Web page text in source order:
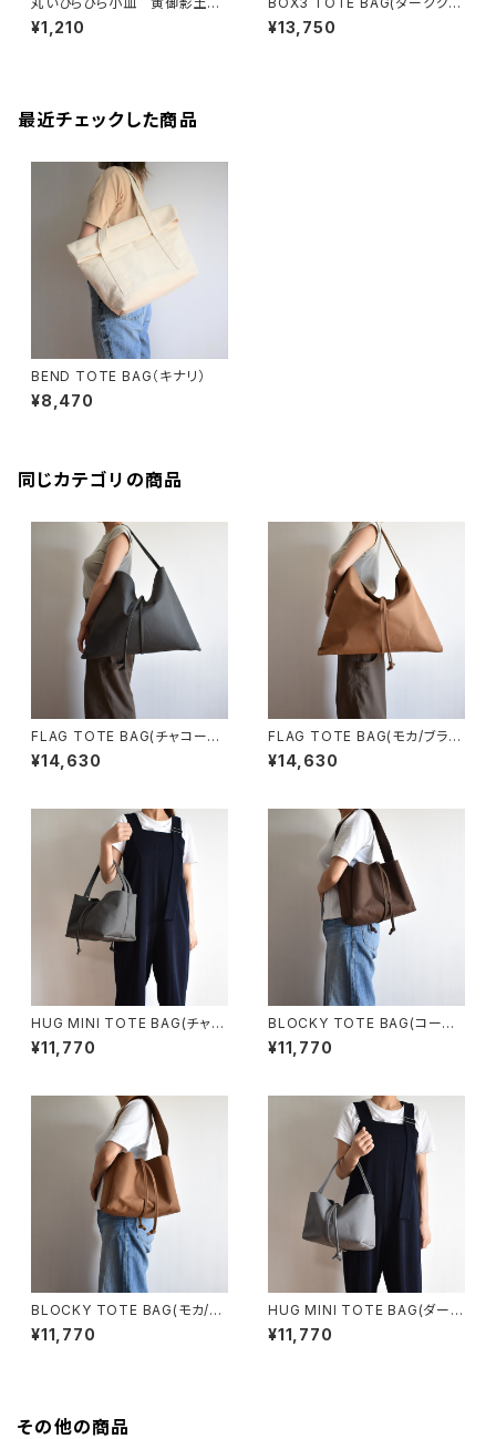
錆釉
¥1,210
ー)
¥13,750
最近チェックした商品
BEND TOTE BAG（キナリ）
¥8,470
同じカテゴリの商品
FLAG TOTE BAG(チャコール/
グレー)
¥14,630
FLAG TOTE BAG(モカ/ブラウ
ン)
¥14,630
HUG MINI TOTE BAG(チャコ
ール/グレー)
¥11,770
BLOCKY TOTE BAG(コーヒ
ー/ブラウン)
¥11,770
BLOCKY TOTE BAG(モカ/ブ
ラウン)
¥11,770
HUG MINI TOTE BAG(ダーク
グレー)
¥11,770
その他の商品